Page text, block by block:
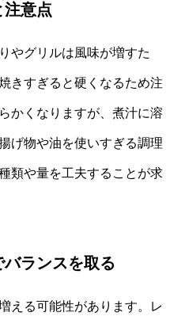
注意点
やグリルは風味が増すた
きすぎると硬くなるため注
かくなりますが、煮汁に溶
げ物や油を使いすぎる調理
類や量を工夫することが求
ランスを取る
える可能性があります。レ